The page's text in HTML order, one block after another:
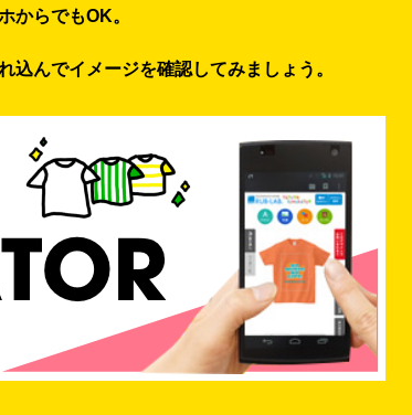
からでもOK。
込んでイメージを確認してみましょう。